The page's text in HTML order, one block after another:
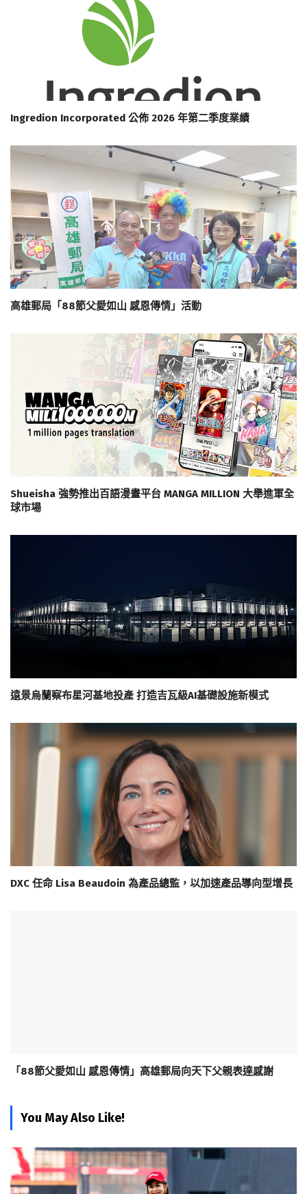
Ingredion Incorporated 公佈 2026 年第二季度業績
高雄郵局「88節父愛如山 感恩傳情」活動
Shueisha 強勢推出百語漫畫平台 MANGA MILLION 大舉進軍全
球市場
遠景烏蘭察布星河基地投產 打造吉瓦級AI基礎設施新模式
DXC 任命 Lisa Beaudoin 為產品總監，以加速產品導向型增長
「88節父愛如山 感恩傳情」高雄郵局向天下父親表達感謝
You May Also Like!